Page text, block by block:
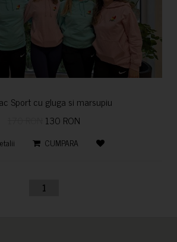
Sport cu gluga si marsupiu
130 RON
CUMPARA
1